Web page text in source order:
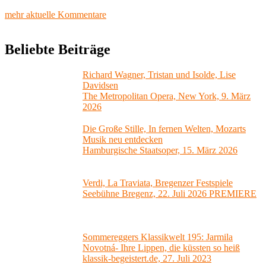
mehr aktuelle Kommentare
Beliebte Beiträge
Richard Wagner, Tristan und Isolde, Lise
Davidsen
The Metropolitan Opera, New York, 9. März
2026
Die Große Stille, In fernen Welten, Mozarts
Musik neu entdecken
Hamburgische Staatsoper, 15. März 2026
Verdi, La Traviata, Bregenzer Festspiele
Seebühne Bregenz, 22. Juli 2026 PREMIERE
Sommereggers Klassikwelt 195: Jarmila
Novotná- Ihre Lippen, die küssten so heiß
klassik-begeistert.de, 27. Juli 2023